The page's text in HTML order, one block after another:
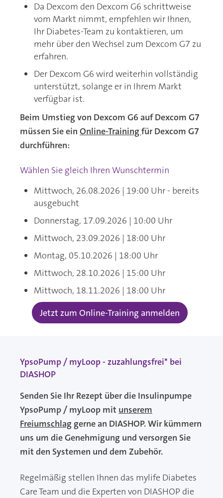
Da Dexcom den Dexcom G6 schrittweise
vom Markt nimmt, empfehlen wir Ihnen,
Ihr Diabetes-Team zu kontaktieren, um
mehr über den Wechsel zum Dexcom G7 zu
erfahren.
Der Dexcom G6 wird weiterhin vollständig
unterstützt, solange er in Ihrem Markt
verfügbar ist.
Beim Umstieg von Dexcom G6 auf Dexcom G7
müssen Sie ein Online-Training für Dexcom G7
durchführen:
Wählen Sie gleich Ihren Wunschtermin
Mittwoch, 26.08.2026 | 19:00 Uhr - bereits
ausgebucht
Donnerstag, 17.09.2026 | 10:00 Uhr
Mittwoch, 23.09.2026 | 18:00 Uhr
Montag, 05.10.2026 | 18:00 Uhr
Mittwoch, 28.10.2026 | 15:00 Uhr
Mittwoch, 18.11.2026 | 18:00 Uhr
Jetzt zum Online-Training anmelden
YpsoPump / myLoop - zuzahlungsfrei* bei
DIASHOP
Senden Sie Ihr Rezept über die Insulinpumpe
YpsoPump / myLoop mit unserem
Freiumschlag gerne an DIASHOP. Wir kümmern
uns um die Genehmigung und versorgen Sie
mit den Systemen und dem Zubehör.
Regelmäßig stellen Ihnen das mylife Diabetes
Care Team und die Experten von DIASHOP die